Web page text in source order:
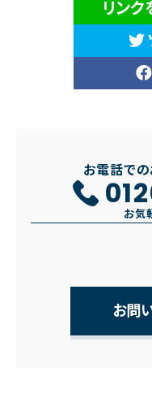
リン
お電話で
お気
お問